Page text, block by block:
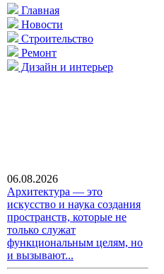
Главная
Новости
Строительство
Ремонт
Дизайн и интерьер
06.08.2026
Архитектура — это
искусство и наука создания
пространств, которые не
только служат
функциональным целям, но
и вызывают...